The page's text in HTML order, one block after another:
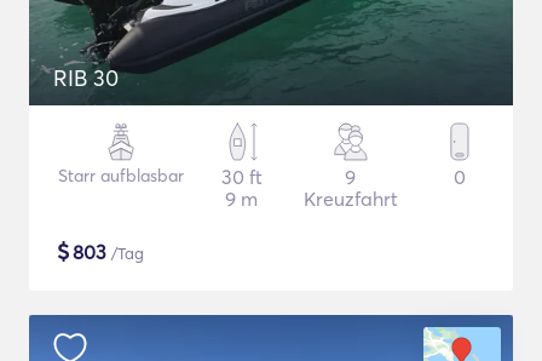
RIB 30
Starr aufblasbar
30 ft
9 m
9
Kreuzfahrt
0
$803 /Tag